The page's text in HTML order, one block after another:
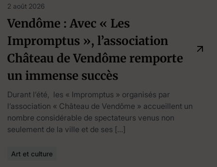
2 août 2026
Vendôme : Avec « Les
Impromptus », l’association
Château de Vendôme remporte
un immense succès
Durant l’été, les « Impromptus » organisés par
l’association « Château de Vendôme » accueillent un
nombre considérable de spectateurs venus non
seulement de la ville et de ses […]
Art et culture